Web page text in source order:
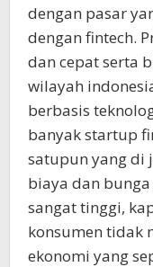
dengan pasar
dengan fintech.
dan cepat serta
wilayah
berbasis
banyak startup
satupun yang di
biaya dan
sangat tinggi,
konsumen tidak
ekonomi yang